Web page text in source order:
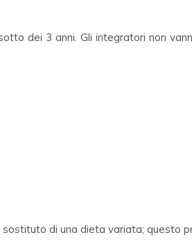
dei 3 anni. Gli integratori non
sostituto di una dieta variata; questo